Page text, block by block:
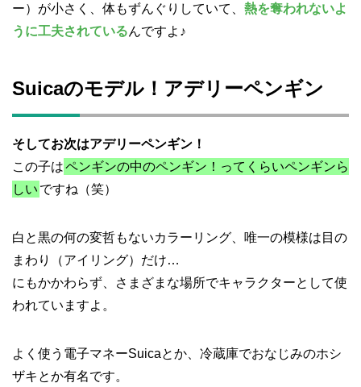
ー）が小さく、体もずんぐりしていて、 熱を奪われないよ
うに工夫されているんですよ♪
Suicaのモデル！アデリーペンギン
そしてお次はアデリーペンギン！
この子はペンギンの中のペンギン！ってくらいペンギンら
しい ですね（笑）
白と黒の何の変哲もないカラーリング、唯一の模様は目の
まわり（アイリング）だけ…
にもかかわらず、さまざまな場所でキャラクターとして使
われていますよ。
よく使う電子マネーSuicaとか、冷蔵庫でおなじみのホシ
ザキとか有名です。